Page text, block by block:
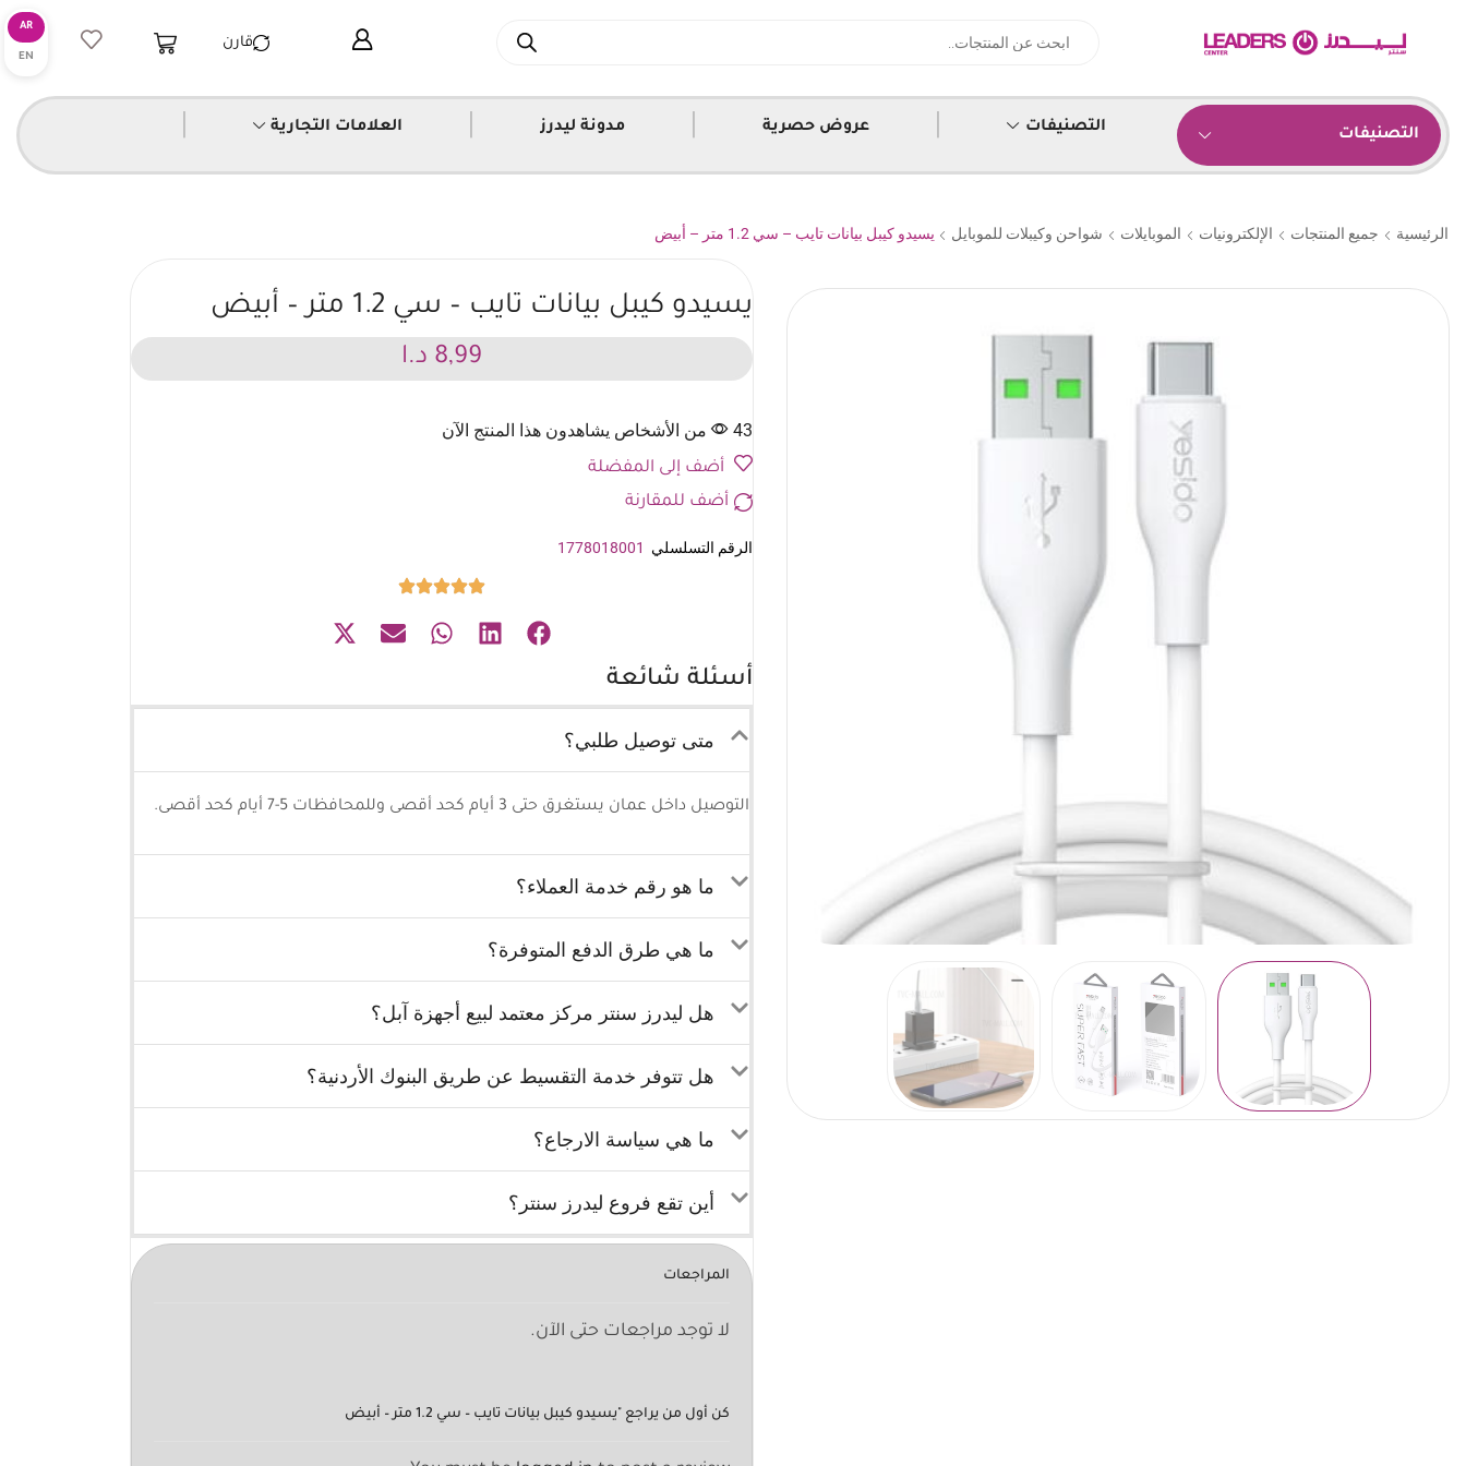
قارن
التصنيفات التصنيفات عروض حصرية مدونة ليدرز العلامات التجارية
الرئيسية جميع المنتجات الإلكترونيات الموبايلات شواحن وكيبلات للموبايل يسيدو كيبل بيانات تايب – سي 1.2 متر – أبيض
يسيدو كيبل بيانات تايب – سي 1.2 متر – أبيض
8,99 د.ا
43 من الأشخاص يشاهدون هذا المنتج الآن
أضف إلى المفضلة
أضف للمقارنة
الرقم التسلسلي 1778018001
أسئلة شائعة
متى توصيل طلبي؟
التوصيل داخل عمان يستغرق حتى 3 أيام كحد أقصى وللمحافظات 5-7 أيام كحد أقصى.
ما هو رقم خدمة العملاء؟
ما هي طرق الدفع المتوفرة؟
هل ليدرز سنتر مركز معتمد لبيع أجهزة آبل؟
هل تتوفر خدمة التقسيط عن طريق البنوك الأردنية؟
ما هي سياسة الارجاع؟
أين تقع فروع ليدرز سنتر؟
المراجعات
لا توجد مراجعات حتى الآن.
كن أول من يراجع "يسيدو كيبل بيانات تايب – سي 1.2 متر – أبيض